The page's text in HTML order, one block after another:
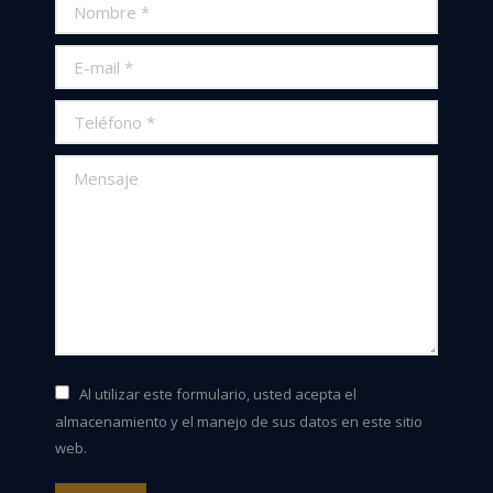
Nombre *
E-mail *
Teléfono *
Mensaje
Al utilizar este formulario, usted acepta el
almacenamiento y el manejo de sus datos en este sitio
web.